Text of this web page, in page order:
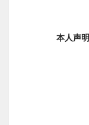
本人声明